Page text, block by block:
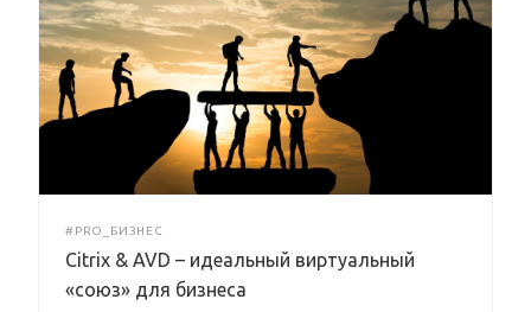
#PRO_БИЗНЕС
Citrix & AVD – идеальный виртуальный
«союз» для бизнеса